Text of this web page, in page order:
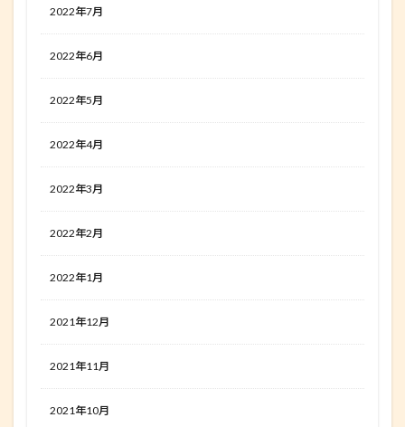
2022年7月
2022年6月
2022年5月
2022年4月
2022年3月
2022年2月
2022年1月
2021年12月
2021年11月
2021年10月